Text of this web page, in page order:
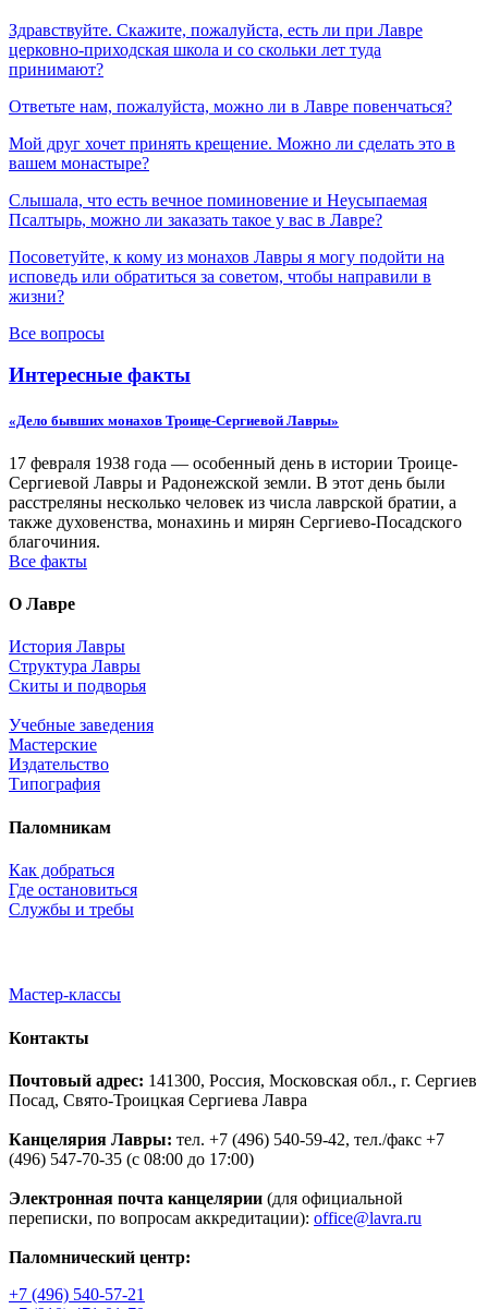
Здравствуйте. Скажите, пожалуйста, есть ли при Лавре
церковно-приходская школа и со скольки лет туда
принимают?
Ответьте нам, пожалуйста, можно ли в Лавре повенчаться?
Мой друг хочет принять крещение. Можно ли сделать это в
вашем монастыре?
Слышала, что есть вечное поминовение и Неусыпаемая
Псалтырь, можно ли заказать такое у вас в Лавре?
Посоветуйте, к кому из монахов Лавры я могу подойти на
исповедь или обратиться за советом, чтобы направили в
жизни?
Все вопросы
Интересные факты
«Дело бывших монахов Троице-Сергиевой Лавры»
17 февраля 1938 года — особенный день в истории Троице-
Сергиевой Лавры и Радонежской земли. В этот день были
расстреляны несколько человек из числа лаврской братии, а
также духовенства, монахинь и мирян Сергиево-Посадского
благочиния.
Все факты
О Лавре
История Лавры
Структура Лавры
Скиты и подворья
Учебные заведения
Мастерские
Издательство
Типография
Паломникам
Как добраться
Где остановиться
Службы и требы
Мастер-классы
Контакты
Почтовый адрес: 141300, Россия, Московская обл., г. Сергиев
Посад, Свято-Троицкая Сергиева Лавра
Канцелярия Лавры: тел. +7 (496) 540-59-42, тел./факс +7
(496) 547-70-35 (с 08:00 до 17:00)
Электронная почта канцелярии (для официальной
переписки, по вопросам аккредитации): office@lavra.ru
Паломнический центр:
+7 (496) 540-57-21